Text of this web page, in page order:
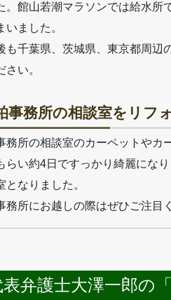
。館山若潮マラソンでは給水所
いました。
も千葉県、茨城県、東京都周辺
さい。
事務所の相談室をリフ
務所の相談室のカーペットやカ
らい約4日ですっかり綺麗にな
となりました。
務所にお越しの際はぜひご注目
表弁護士大澤一郎の